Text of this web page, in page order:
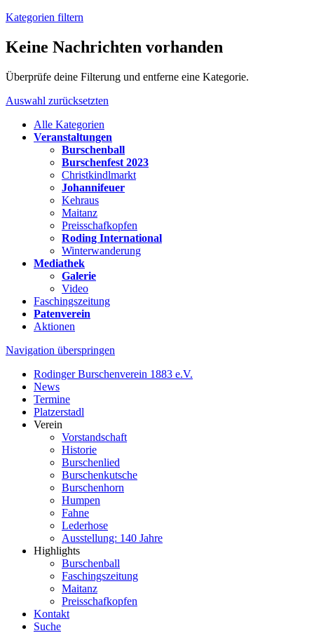
Kategorien filtern
Keine Nachrichten vorhanden
Überprüfe deine Filterung und entferne eine Kategorie.
Auswahl zurücksetzten
Alle Kategorien
Veranstaltungen
Burschenball
Burschenfest 2023
Christkindlmarkt
Johannifeuer
Kehraus
Maitanz
Preisschafkopfen
Roding International
Winterwanderung
Mediathek
Galerie
Video
Faschingszeitung
Patenverein
Aktionen
Navigation überspringen
Rodinger Burschenverein 1883 e.V.
News
Termine
Platzerstadl
Verein
Vorstandschaft
Historie
Burschenlied
Burschenkutsche
Burschenhorn
Humpen
Fahne
Lederhose
Ausstellung: 140 Jahre
Highlights
Burschenball
Faschingszeitung
Maitanz
Preisschafkopfen
Kontakt
Suche